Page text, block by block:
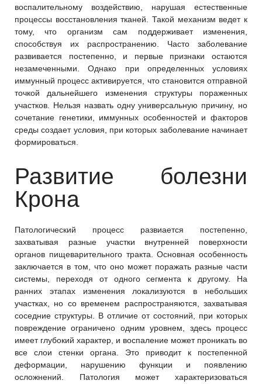
воспалительному воздействию, нарушая естественные
процессы восстановления тканей. Такой механизм ведет к
тому, что организм сам поддерживает изменения,
способствуя их распространению. Часто заболевание
развивается постепенно, и первые признаки остаются
незамеченными. Однако при определенных условиях
иммунный процесс активируется, что становится отправной
точкой дальнейшего изменения структуры пораженных
участков. Нельзя назвать одну универсальную причину, но
сочетание генетики, иммунных особенностей и факторов
среды создает условия, при которых заболевание начинает
формироваться.
Развитие болезни
Крона
Патологический процесс развиается постепенно,
захватывая разные участки внутренней поверхности
органов пищеварительного тракта. Основная особенность
заключается в том, что оно может поражать разные части
системы, переходя от одного сегмента к другому. На
ранних этапах изменения локализуются в небольших
участках, но со временем распространяются, захватывая
соседние структуры. В отличие от состояний, при которых
повреждение ограничено одним уровнем, здесь процесс
имеет глубокий характер, и воспаление может проникать во
все слои стенки органа. Это приводит к постепенной
деформации, нарушению функции и появлению
осложнений. Патология может характеризоваться